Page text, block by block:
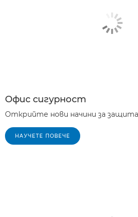
Офис сигурност
Открийте нови начини за
НАУЧЕТЕ ПОВЕЧЕ